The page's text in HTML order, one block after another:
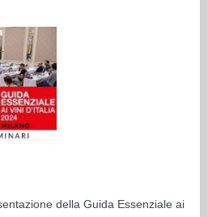
della Guida Essenziale ai